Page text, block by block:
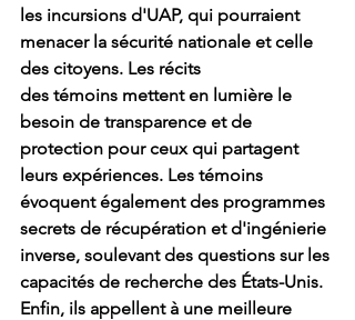
les incursions d'UAP, qui pourraient
menacer la sécurité nationale et celle
des citoyens. Les récits
des témoins mettent en lumière le
besoin de transparence et de
protection pour ceux qui partagent
leurs expériences. Les témoins
évoquent également des programmes
secrets de récupération et d'ingénierie
inverse, soulevant des questions sur les
capacités de recherche des États-Unis.
Enfin, ils appellent à une meilleure